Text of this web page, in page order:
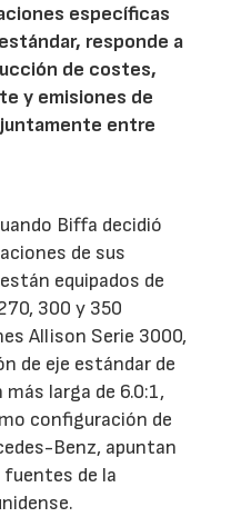
específicas
responde a
de costes,
y emisiones de
entre
Biffa decidió
de sus
equipados de
300 y 350
Allison Serie 3000,
de eje estándar de
larga de 6.0:1,
configuración de
Benz, apuntan
fuentes de la